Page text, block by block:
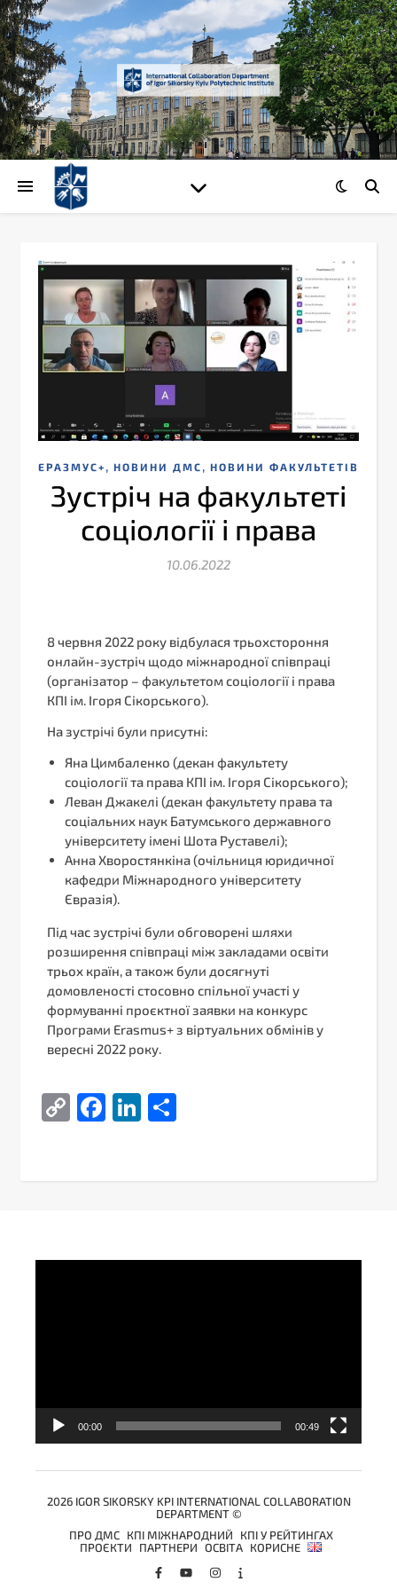
ЕРАЗМУС+ , НОВИНИ ДМС , НОВИНИ ФАКУЛЬТЕТІВ
Зустріч на факультеті
соціології і права
10.06.2022
8 червня 2022 року відбулася трьохстороння
онлайн-зустріч щодо міжнародної співпраці
(організатор – факультетом соціології і права
КПІ ім. Ігоря Сікорського).
На зустрічі були присутні:
Яна Цимбаленко (декан факультету
соціології та права КПІ ім. Ігоря Сікорського);
Леван Джакелі (декан факультету права та
соціальних наук Батумського державного
університету імені Шота Руставелі);
Анна Хворостянкіна (очільниця юридичної
кафедри Міжнародного університету
Євразія).
Під час зустрічі були обговорені шляхи
розширення співпраці між закладами освіти
трьох країн, а також були досягнуті
домовленості стосовно спільної участі у
формуванні проєктної заявки на конкурс
Програми Erasmus+ з віртуальних обмінів у
вересні 2022 року.
CopyFacebook
LinkedIn
00:00 00:49
2026 IGOR SIKORSKY KPI INTERNATIONAL COLLABORATION
DEPARTMENT ©
ПРО ДМС КПІ МІЖНАРОДНИЙ
КПІ У РЕЙТИНГАХ
ПРОЄКТИ
ПАРТНЕРИ ОСВІТА КОРИСНЕ